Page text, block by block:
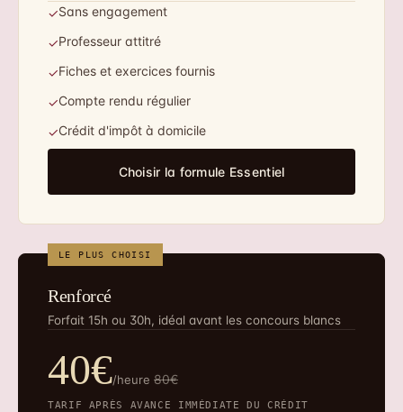
✓Sans engagement
✓Professeur attitré
✓Fiches et exercices fournis
✓Compte rendu régulier
✓Crédit d'impôt à domicile
Choisir la formule Essentiel
LE PLUS CHOISI
Renforcé
Forfait 15h ou 30h, idéal avant les concours blancs
40€/heure 80€
TARIF APRÈS AVANCE IMMÉDIATE DU CRÉDIT